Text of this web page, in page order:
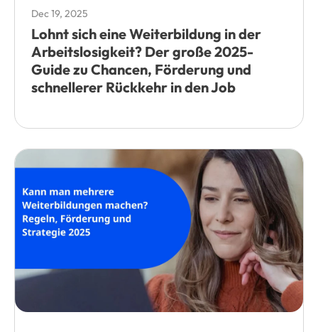
Dec 19, 2025
Lohnt sich eine Weiterbildung in der
Arbeitslosigkeit? Der große 2025-
Guide zu Chancen, Förderung und
schnellerer Rückkehr in den Job